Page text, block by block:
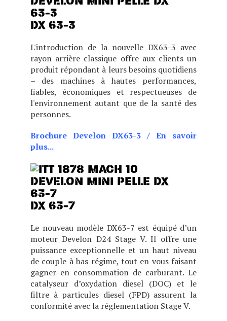
DX 63-3
L'introduction de la nouvelle DX63-3 avec
rayon arrière classique offre aux clients un
produit répondant à leurs besoins quotidiens
– des machines à hautes performances,
fiables, économiques et respectueuses de
l'environnement autant que de la santé des
personnes.
Brochure Develon DX63-3 / En savoir
plus...
DX 63-7
Le nouveau modèle DX63-7 est équipé d’un
moteur Develon D24 Stage V. Il offre une
puissance exceptionnelle et un haut niveau
de couple à bas régime, tout en vous faisant
gagner en consommation de carburant. Le
catalyseur d’oxydation diesel (DOC) et le
filtre à particules diesel (FPD) assurent la
conformité avec la réglementation Stage V.